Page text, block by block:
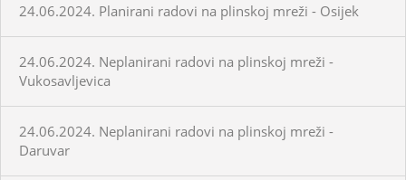
24.06.2024. Planirani radovi na plinskoj mreži - Osijek
24.06.2024. Neplanirani radovi na plinskoj mreži -
Vukosavljevica
24.06.2024. Neplanirani radovi na plinskoj mreži -
Daruvar